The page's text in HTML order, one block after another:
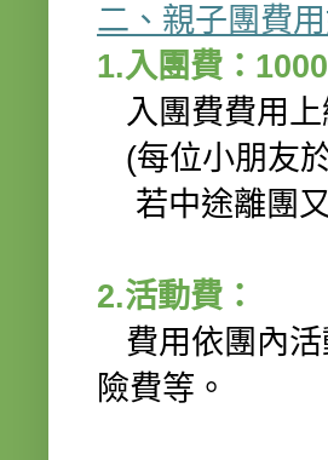
二、親子團費用
1.入團費：
入團費費用上
(每位小朋友
若中途離團
2.活動費：
費用依團內活
險費等。